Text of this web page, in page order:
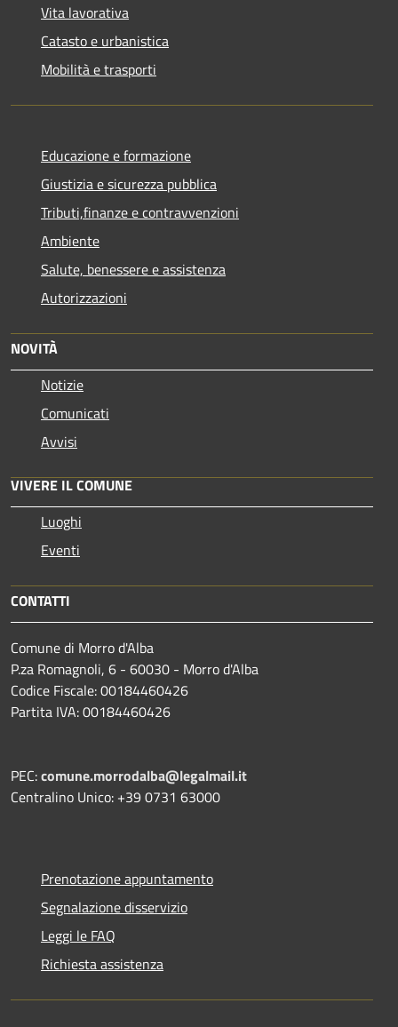
Vita lavorativa
Catasto e urbanistica
Mobilità e trasporti
Educazione e formazione
Giustizia e sicurezza pubblica
Tributi,finanze e contravvenzioni
Ambiente
Salute, benessere e assistenza
Autorizzazioni
NOVITÀ
Notizie
Comunicati
Avvisi
VIVERE IL COMUNE
Luoghi
Eventi
CONTATTI
Comune di Morro d'Alba
P.za Romagnoli, 6 - 60030 - Morro d'Alba
Codice Fiscale: 00184460426
Partita IVA: 00184460426
PEC:comune.morrodalba@legalmail.it
Centralino Unico: +39 0731 63000
Prenotazione appuntamento
Segnalazione disservizio
Leggi le FAQ
Richiesta assistenza